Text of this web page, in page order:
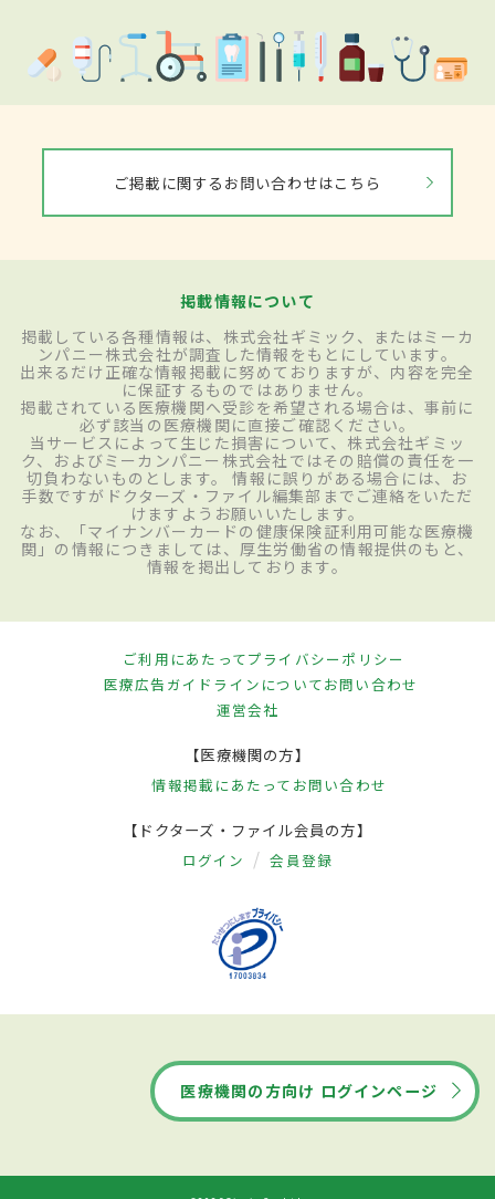
ご掲載に関するお問い合わせはこちら
掲載情報について
掲載している各種情報は、株式会社ギミック、またはミーカ
ンパニー株式会社が調査した情報をもとにしています。
出来るだけ正確な情報掲載に努めておりますが、内容を完全
に保証するものではありません。
掲載されている医療機関へ受診を希望される場合は、事前に
必ず該当の医療機関に直接ご確認ください。
当サービスによって生じた損害について、株式会社ギミッ
ク、およびミーカンパニー株式会社ではその賠償の責任を一
切負わないものとします。 情報に誤りがある場合には、お
手数ですがドクターズ・ファイル編集部までご連絡をいただ
けますようお願いいたします。
なお、「マイナンバーカードの健康保険証利用可能な医療機
関」の情報につきましては、厚生労働省の情報提供のもと、
情報を掲出しております。
ご利用にあたってプライバシーポリシー
医療広告ガイドラインについてお問い合わせ
運営会社
【医療機関の方】
情報掲載にあたって お問い合わせ
【ドクターズ・ファイル会員の方】
ログイン 会員登録
医療機関の方向け ログインページ